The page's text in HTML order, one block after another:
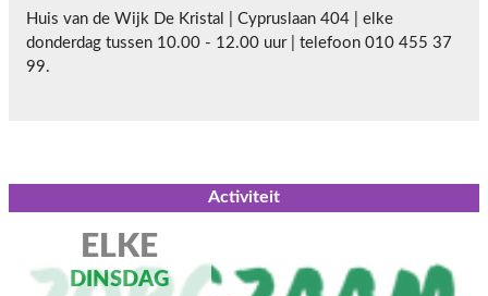
Activiteit
ELKE
DINSDAG
Huis van de Wijk De Kristal | Cypruslaan 404 | elke
donderdag tussen 10.00 - 12.00 uur | telefoon 010 455 37
99.